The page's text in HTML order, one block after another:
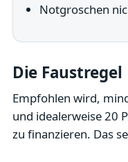
Notgroschen
Die Faustregel
Empfohlen wird,
und idealerweise 20
zu finanzieren. Das